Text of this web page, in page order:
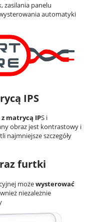
zasilania panelu
automatyki
IPS
matrycą IPS i
obraz jest kontrastowy i
najmniejsze szczegóły
furtki
możewysterować
niezależnie